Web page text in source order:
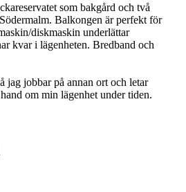
som bakgård och två
Balkongen är perfekt för
diskmaskin underlättar
kvar i lägenheten. Bredband och
jag jobbar på annan ort och letar
om min lägenhet under tiden.